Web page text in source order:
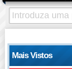
Mais Vistos